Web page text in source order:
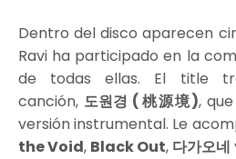
Dentro del disco aparecen
Ravi ha participado en la
de todas ellas. El title
canción, 도원경 (桃源境),
versión instrumental. Le
the Void, Black Out, 다가오네